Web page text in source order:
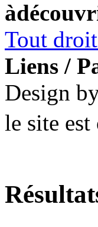
Tout
Liens /
Design
le site